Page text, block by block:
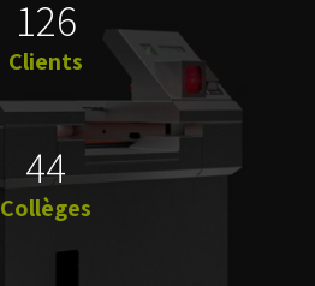
126​
Clients
44
Collèges